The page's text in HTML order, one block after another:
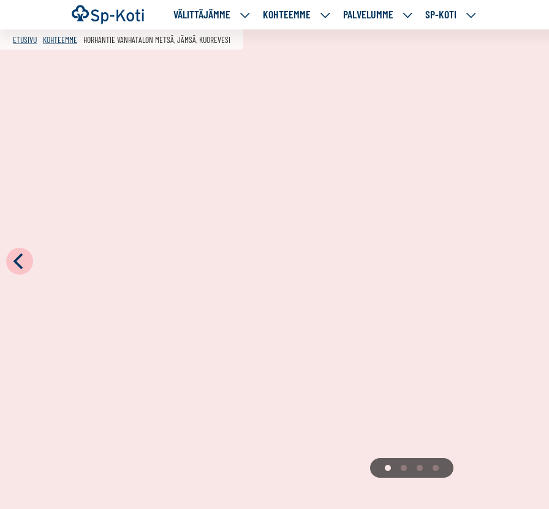
Siirry
sisältöön
Etusivu VÄLITTÄJÄMME
VÄLITTÄJÄMME
KOHTEEMME
KOHTEEMME
PALVELUMME
PALVELUMME
SP-KOTI
SP-
ETUSIVU KOHTEEMME HORHANTIE VANHATALON METSÄ, JÄMSÄ, KUOREVESI